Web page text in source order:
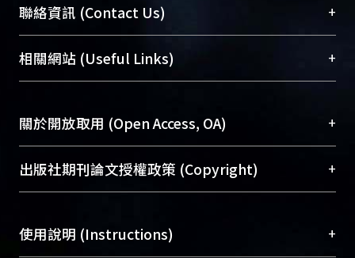
臺大位居世界頂尖大學之列，為永久珍藏及向國際
展現本校豐碩的研究成果及學術能量，圖書館整合
機構典藏（NTUR）與學術庫（AH）不同功能平
台，成為臺大學術典藏NTU scholars。期能整合研
成果。
To permanently archive and promote researcher
profiles and scholarly works, Library integrates the
services of “NTU Repository” with “Academic
聯絡資訊 (Contact Us) +
總館學科館員(Main Library)
醫學圖書館學科館員(Medical Library)
Sciences Library)
相關網站 (Useful Links) +
關於開放取用 (Open Access, OA) +
開放取用是從使用者角度提升資訊取用性的社會運
動，應用在學術研究上是透過將研究著作公開供使
用逐年攀升。同時可加速研究發展、提升研究影響
出版社期刊論文授權政策 (Copyright) +
含部分內容的版權非匯入者所有，或由第三方贊
使用說明 (Instructions) +